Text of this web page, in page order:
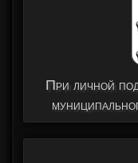
При личной